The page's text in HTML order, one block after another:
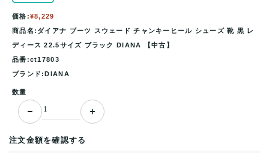
価格:¥8,229
商品名:ダイアナ ブーツ スウェード チャンキーヒール シューズ 靴 黒 レ
ディース 22.5サイズ ブラック DIANA 【中古】
品番:ct17803
ブランド:DIANA
数量
注文金額を確認する